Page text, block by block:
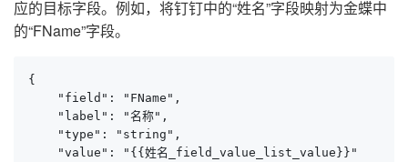
应的目标字段。例如，将钉钉中的“姓名”字段映射为金蝶中
的“FName”字段。
{
    "field": "FName",
    "label": "名称",
    "type": "string",
    "value": "{{姓名_field_value_list_value}}"